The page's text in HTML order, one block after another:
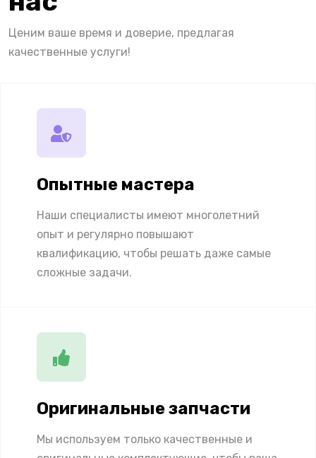
Ценим ваше время и доверие, предлагая
качественные услуги!
Опытные мастера
Наши специалисты имеют многолетний
опыт и регулярно повышают
квалификацию, чтобы решать даже самые
сложные задачи.
Оригинальные запчасти
Мы используем только качественные и